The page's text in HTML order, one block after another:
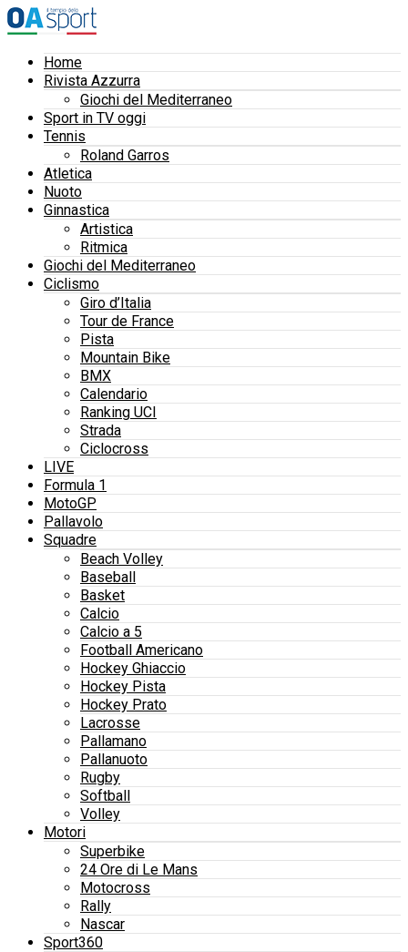
Home
Rivista Azzurra
Giochi del Mediterraneo
Sport in TV oggi
Tennis
Roland Garros
Atletica
Nuoto
Ginnastica
Artistica
Ritmica
Giochi del Mediterraneo
Ciclismo
Giro d’Italia
Tour de France
Pista
Mountain Bike
BMX
Calendario
Ranking UCI
Strada
Ciclocross
LIVE
Formula 1
MotoGP
Pallavolo
Squadre
Beach Volley
Baseball
Basket
Calcio
Calcio a 5
Football Americano
Hockey Ghiaccio
Hockey Pista
Hockey Prato
Lacrosse
Pallamano
Pallanuoto
Rugby
Softball
Volley
Motori
Superbike
24 Ore di Le Mans
Motocross
Rally
Nascar
Sport360